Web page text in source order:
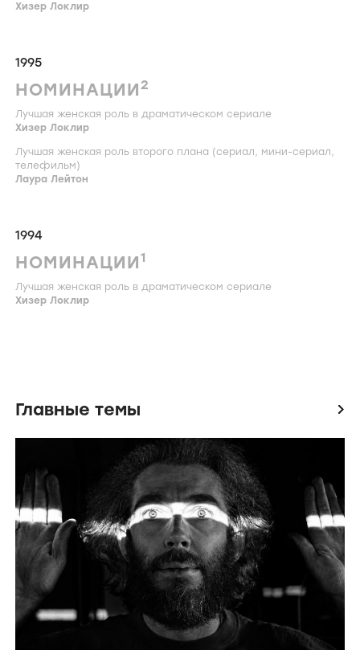
Хизер Локлир
1995
НОМИНАЦИИ2
Лучшая женская роль в драматическом сериале
Хизер Локлир
Лучшая женская роль второго плана (сериал, мини-сериал,
телефильм)
Лаура Лейтон
1994
НОМИНАЦИИ1
Лучшая женская роль в драматическом сериале
Хизер Локлир
Главные темы icon